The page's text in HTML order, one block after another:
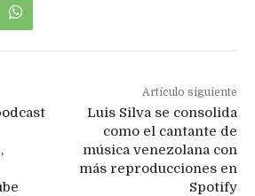
Artículo siguiente
Luis Silva se consolida
como el cantante de
música venezolana con
más reproducciones en
Spotify